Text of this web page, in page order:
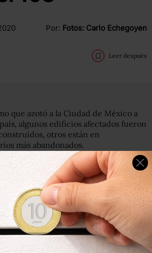
Por: Fotos: Carlo Echegoyen
Leer después
que azotó a la Ciudad de México a
algunos edificios afectados fueron
otros están en
más abandonados.
secuelas psicológicas y
así reconstruyen sus vidas los
15 edificios afectados por el sismo del